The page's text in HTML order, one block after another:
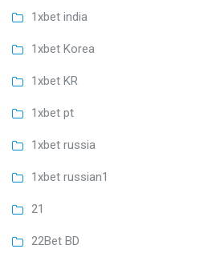
1xbet india
1xbet Korea
1xbet KR
1xbet pt
1xbet russia
1xbet russian1
21
22Bet BD